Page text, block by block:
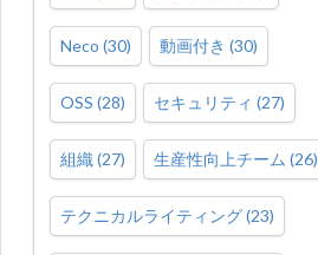
Neco (30) 動画付き (30)
OSS (28) セキュリティ (27)
組織(27) 生産性向上チーム (26)
テクニカルライティング(23)